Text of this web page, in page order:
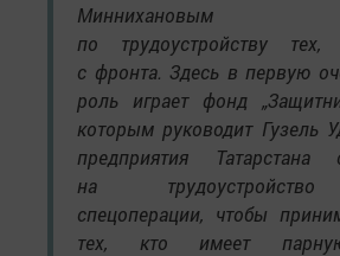
Миннихановым
по трудоустройству тех,
с фронта. Здесь в первую
роль играет фонд
которым руководит Гузель
предприятия Татарстана
на
спецоперации, чтобы
тех, кто имеет